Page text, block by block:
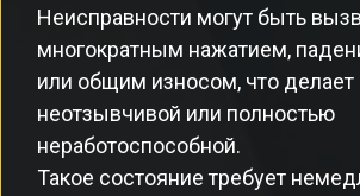
Неисправности могут быть
многократным нажатием,
или общим износом, что делает
неотзывчивой или полностью
неработоспособной.
Такое состояние требует